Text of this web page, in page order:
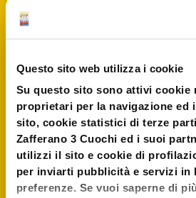
Questo sito web utilizza i cookie
Su questo sito sono attivi cookie
proprietari per la navigazione ed
sito, cookie statistici di terze
Zafferano 3 Cuochi ed i suoi
utilizzi il sito e cookie di
per inviarti pubblicità e servizi in
preferenze. Se vuoi saperne di
ottenere un
sciropposo.
A questo punto
molluschi
insaporire